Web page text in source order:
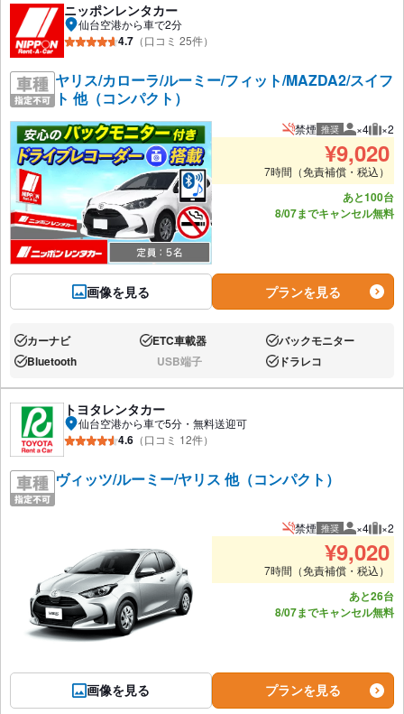
ニッポンレンタカー
仙台空港から車で2分
4.7 （口コミ 25件）
ヤリス/カローラ/ルーミー/フィット/MAZDA2/スイフ
ト 他（コンパクト）
画像を見る
禁煙 推奨 推奨人数
×4 推
×2
¥9,020
7時間（免責補償・税込）
あと100台
8/07までキャンセル無料
プランを見る
あり:カーナビ あり:ETC車載器 あり:バックモニター
あり:Bluetooth なし:USB端子 あり:ドラレコ
トヨタレンタカー
仙台空港から車で5分・無料送迎可
4.6 （口コミ 12件）
ヴィッツ/ルーミー/ヤリス 他（コンパクト）
画像を見る
禁煙 推奨 推奨人数
×4 推
×2
¥9,020
7時間（免責補償・税込）
あと26台
8/07までキャンセル無料
プランを見る